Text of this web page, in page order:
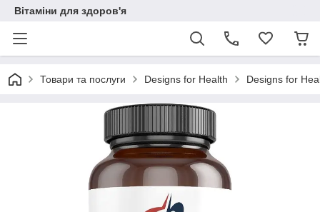
Вітаміни для здоров'я
Товари та послуги Designs for Health Designs for